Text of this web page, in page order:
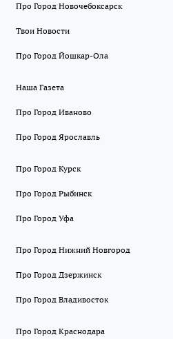
Про Город Новочебоксарск
Твои Новости
Про Город Йошкар-Ола
Наша Газета
Про Город Иваново
Про Город Ярославль
Про Город Курск
Про Город Рыбинск
Про Город Уфа
Про Город Нижний Новгород
Про Город Дзержинск
Про Город Владивосток
Про Город Краснодара